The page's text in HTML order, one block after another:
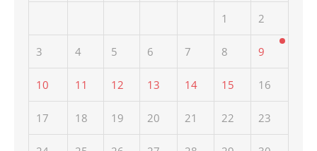
1 2
3 4 5 6 7 8 9
10 11 12 13 14 15 16
17 18 19 20 21 22 23